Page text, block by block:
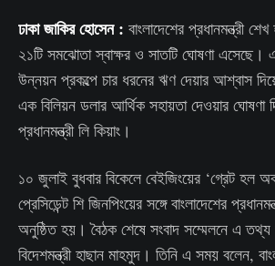
ঢাকা জাকির হোসেন : বাংলাদেশের প্রধানমন্ত্রী
২১টি সমঝোতা স্বাক্ষর ও সাতটি ঘোষণা এসেছে।
উন্নয়ন প্রকল্পে চার ধরনের ঋণ দেয়ার আশ্বাস
এক বিলিয়ন ডলার আর্থিক সহায়তা দেওয়ার ঘোষণা
প্রধানমন্ত্রী লি কিয়াং।
১০ জুলাই বুধবার বিকেলে বেইজিংয়ের ‘গ্রেট হল
প্রেসিডেন্ট শি জিনপিংয়ের সঙ্গে বাংলাদেশের
অনুষ্ঠিত হয়। বৈঠক শেষে সংবাদ সম্মেলনে এ তথ্য
বিদেশমন্ত্রী হাছান মাহমুদ। তিনি এ সময় বলেন,